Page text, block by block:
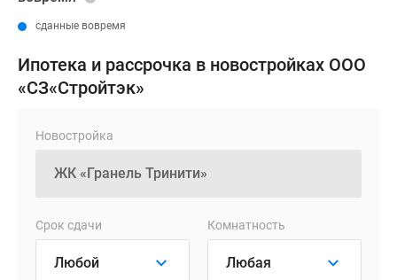
сданные вовремя
Ипотека и рассрочка в новостройках ООО
«СЗ«Стройтэк»
Новостройка
Срок сдачи Комнатность